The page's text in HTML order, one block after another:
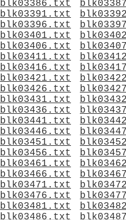
blk03386.txt
blk03391.txt
blk03396.txt
blk03401.txt
blk03406.txt
blk03411.txt
blk03416.txt
blk03421.txt
blk03426.txt
blk03431.txt
blk03436.txt
blk03441.txt
blk03446.txt
blk03451.txt
blk03456.txt
blk03461.txt
blk03466.txt
blk03471.txt
blk03476.txt
blk03481.txt
blk03486.txt